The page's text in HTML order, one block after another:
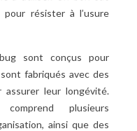
résister à l’usure
sont conçus pour
fabriqués avec des
assurer leur longévité.
plusieurs
ainsi que des